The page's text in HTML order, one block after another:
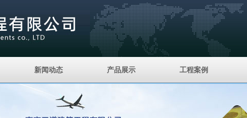
新闻动态 产品展示 工程案例